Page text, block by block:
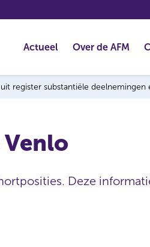
Actueel Over de AFM
uit register substantiële
Venlo
Deze